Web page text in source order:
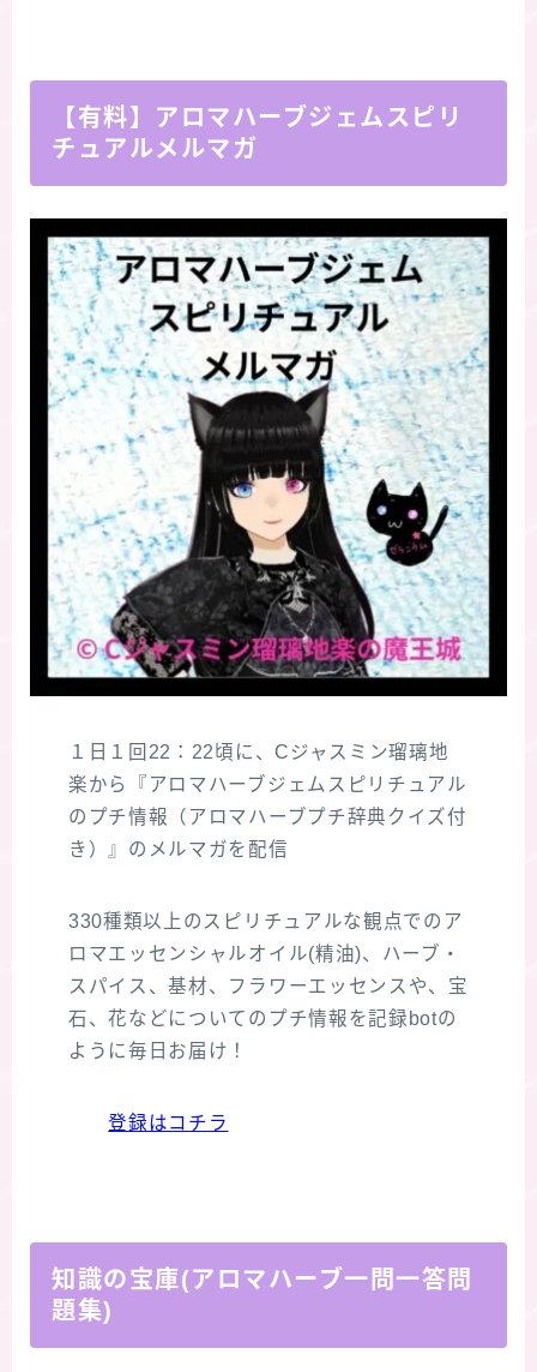
【有料】アロマハーブジェムスピリ
チュアルメルマガ
１日１回22：22頃に、Cジャスミン瑠璃地
楽から『アロマハーブジェムスピリチュアル
のプチ情報（アロマハーブプチ辞典クイズ付
き）』のメルマガを配信
330種類以上のスピリチュアルな観点でのア
ロマエッセンシャルオイル(精油)、ハーブ・
スパイス、基材、フラワーエッセンスや、宝
石、花などについてのプチ情報を記録botの
ように毎日お届け！
登録はコチラ
知識の宝庫(アロマハーブ一問一答問
題集)